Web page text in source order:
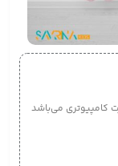
کامپیوتری می‌‌باشد